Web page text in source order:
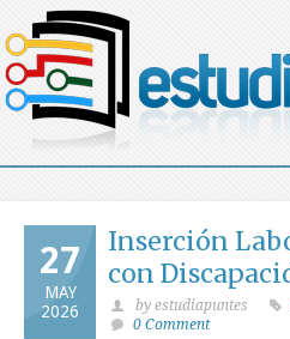
27
MAY
2026
Inserción
con
by estudiapuntes
0 Comment